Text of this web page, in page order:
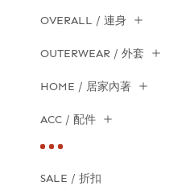
OVERALL / 連身
OUTERWEAR / 外套
HOME / 居家內著
ACC / 配件
SALE / 折扣